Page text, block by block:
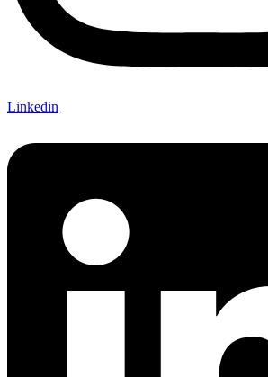
Linkedin